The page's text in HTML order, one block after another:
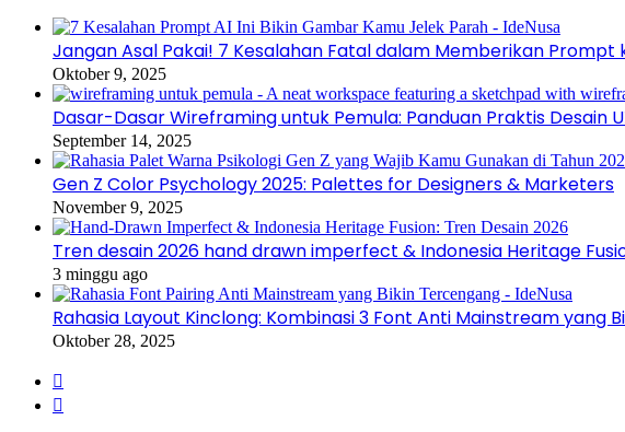
Jangan Asal Pakai! 7 Kesalahan Fatal dalam Memberikan Prompt
Oktober 9, 2025
Dasar-Dasar Wireframing untuk Pemula: Panduan Praktis Desain
September 14, 2025
Gen Z Color Psychology 2025: Palettes for Designers & Marketers
November 9, 2025
Tren desain 2026 hand drawn imperfect & Indonesia Heritage
3 minggu ago
Rahasia Layout Kinclong: Kombinasi 3 Font Anti Mainstream yang
Oktober 28, 2025